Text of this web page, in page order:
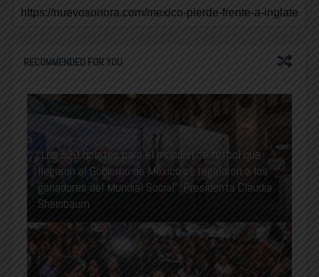
RECOMMENDED FOR YOU
“Los 520 boletos para el mundial de fútbol que
llegaron al Gobierno de México se regalaron a los
ganadores del Mundial Social”: Presidenta Claudia
Sheinbaum